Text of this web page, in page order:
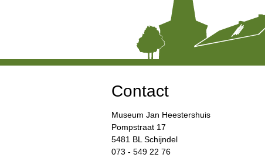
Contact
Museum Jan Heestershuis
Pompstraat 17
5481 BL Schijndel
073 - 549 22 76